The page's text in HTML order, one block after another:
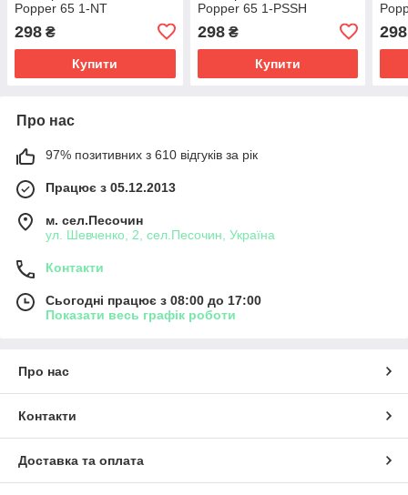
Popper 65 1-NT
298 ₴
Купити
Popper 65 1-PSSH
298₴
Купити
298
Про нас
97% позитивних з 610 відгуків за рік
Працює з 05.12.2013
м. сел.Песочин
ул. Шевченко, 2, сел.Песочин, Україна
Контакти
Сьогодні працює з 08:00 до 17:00
Показати весь графік роботи
Про нас
Контакти
Доставка та оплата